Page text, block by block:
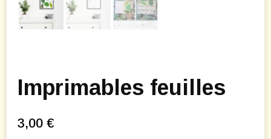
Imprimables feuilles
3,00 €